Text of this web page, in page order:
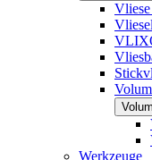
Werkzeuge